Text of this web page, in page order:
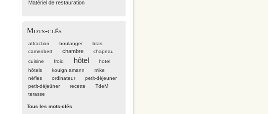
Matériel de restauration
Mots-clés
attraction boulanger
bras
camenbert
chambre
chapeau
cuisine
froid hôtel
hotel
hôtels
kouign amann
mike
nèfles
ordinateur
petit-déjeuner
petit-déjeûner
recette
TdeM
terasse
Tous les mots-clés